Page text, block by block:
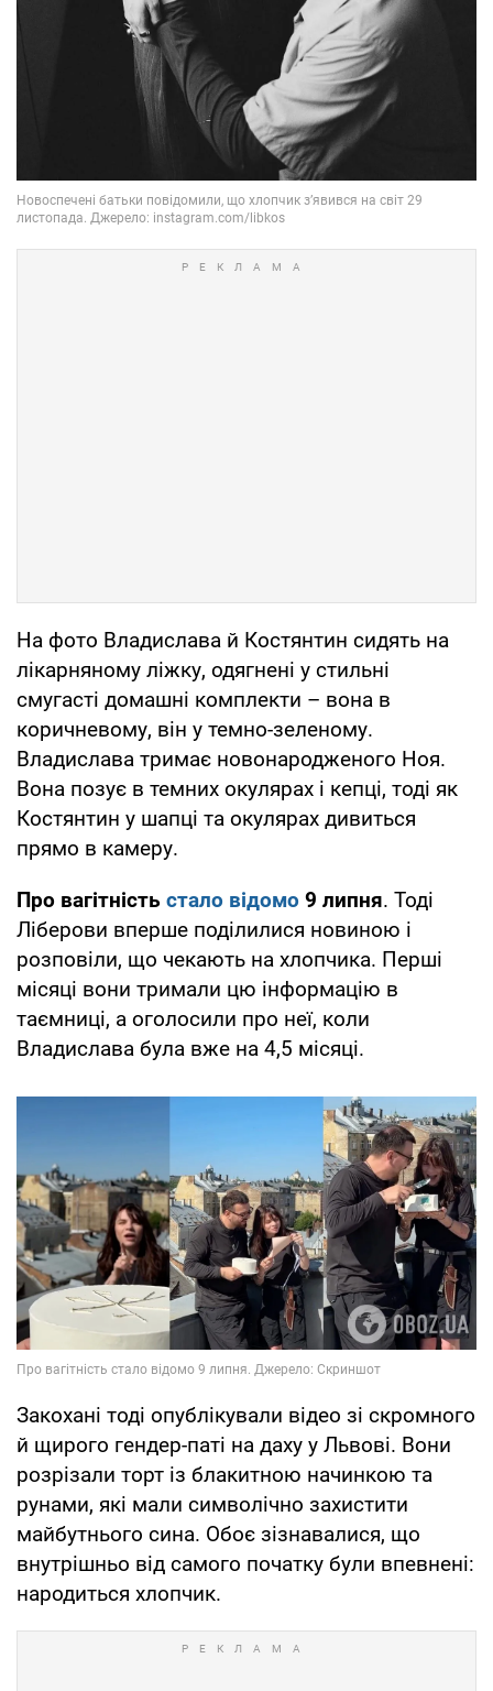
На фото Владислава й Костянтин сидять на
лікарняному ліжку, одягнені у стильні
смугасті домашні комплекти – вона в
коричневому, він у темно-зеленому.
Владислава тримає новонародженого Ноя.
Вона позує в темних окулярах і кепці, тоді як
Костянтин у шапці та окулярах дивиться
прямо в камеру.
Про вагітність стало відомо 9 липня. Тоді
Ліберови вперше поділилися новиною і
розповіли, що чекають на хлопчика. Перші
місяці вони тримали цю інформацію в
таємниці, а оголосили про неї, коли
Владислава була вже на 4,5 місяці.
Закохані тоді опублікували відео зі скромного
й щирого гендер-паті на даху у Львові. Вони
розрізали торт із блакитною начинкою та
рунами, які мали символічно захистити
майбутнього сина. Обоє зізнавалися, що
внутрішньо від самого початку були впевнені:
народиться хлопчик.